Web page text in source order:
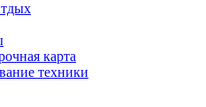
карта
техники